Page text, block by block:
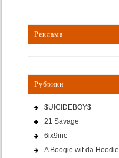
Реклама
Рубрики
$UICIDEBOY$
21 Savage
6ix9ine
A Boogie wit da Hoodie